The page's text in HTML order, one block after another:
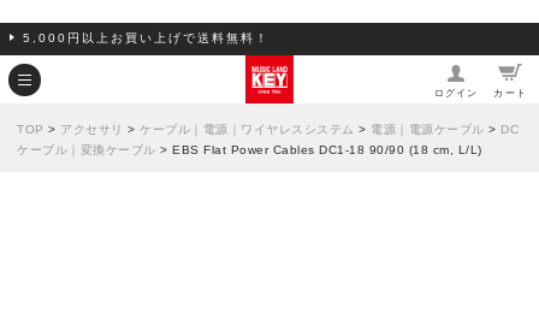
5,000円以上お買い上げで送料無料！
ログイン カート
TOP > アクセサリ > ケーブル｜電源｜ワイヤレスシステム > 電源｜電源ケーブル > DC
ケーブル｜変換ケーブル > EBS Flat Power Cables DC1-18 90/90 (18 cm, L/L)